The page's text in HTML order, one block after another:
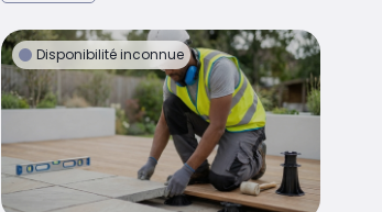
Disponibilité inconnue